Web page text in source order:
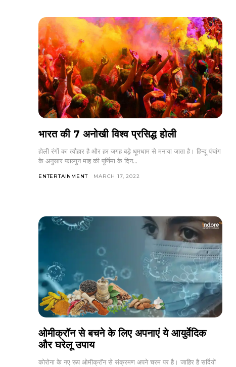
भारत की 7 अनोखी विश्व प्रसिद्ध होली
होली रंगों का त्यौहार है और हर जगह बड़े धूमधाम से मनाया जाता है। हिन्दू पंचांग
के अनुसार फाल्गुन माह की पूर्णिमा के दिन...
ENTERTAINMENT MARCH 17, 2022
ओमीक्रॉन से बचने के लिए अपनाएं ये आयुर्वेदिक
और घरेलू उपाय
कोरोना के नए रूप ओमीक्रॉन से संक्रमण अपने चरम पर है। जाहिर है सर्दियों